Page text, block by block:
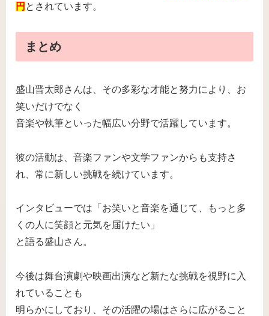
円 とされています。
まとめ
盛山晋太郎さんは、その多彩な才能と努力により、お
笑いだけでなく
音楽や執筆といった幅広い分野で活躍しています。
彼の活動は、音楽ファンや文学ファンからも支持さ
れ、常に新しい挑戦を続けています。
インタビューでは「お笑いと音楽を通じて、もっと多
くの人に笑顔と元気を届けたい」
と語る盛山さん。
今後は舞台演劇や映画出演など新たな挑戦を視野に入
れていることも
明らかにしており、その活躍の場はさらに広がること